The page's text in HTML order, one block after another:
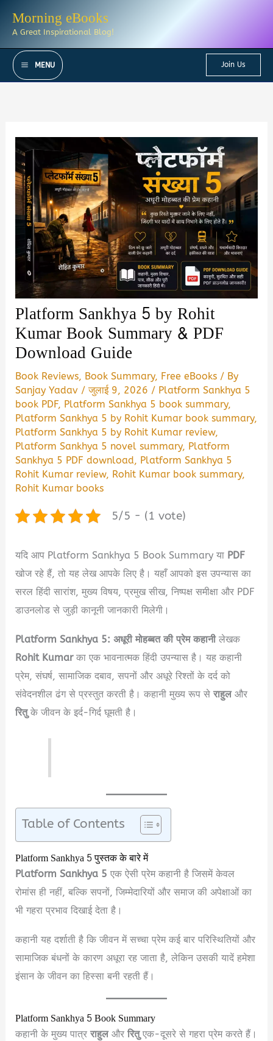
Morning eBooks
A Great Inspirational Blog!
MENU Join Us
Platform Sankhya 5 by Rohit
Kumar Book Summary & PDF
Download Guide
Book Reviews, Book Summary, Free eBooks / By
Sanjay Yadav /जुलाई 9, 2026 / Platform Sankhya 5
book PDF, Platform Sankhya 5 book summary,
Platform Sankhya 5 by Rohit Kumar book summary,
Platform Sankhya 5 by Rohit Kumar review,
Platform Sankhya 5 novel summary, Platform
Sankhya 5 PDF download, Platform Sankhya 5
Rohit Kumar review, Rohit Kumar book summary,
Rohit Kumar books
5/5 - (1 vote)
यदि आप Platform Sankhya 5 Book Summary या PDF
खोज रहे हैं, तो यह लेख आपके लिए है। यहाँ आपको इस उपन्यास का
सरल हिंदी सारांश, मुख्य विषय, प्रमुख सीख, निष्पक्ष समीक्षा और PDF
डाउनलोड से जुड़ी कानूनी जानकारी मिलेगी।
Platform Sankhya 5: अधूरी मोहब्बत की प्रेम कहानीलेखक
Rohit Kumarका एक भावनात्मक हिंदी उपन्यास है। यह कहानी
प्रेम, संघर्ष, सामाजिक दबाव, सपनों और अधूरे रिश्तों के दर्द को
संवेदनशील ढंग से प्रस्तुत करती है। कहानी मुख्य रूप सेराहुलऔर
रितुके जीवन के इर्द-गिर्द घूमती है।
Table of Contents
Platform Sankhya 5 पुस्तक के बारे में
Platform Sankhya 5 एक ऐसी प्रेम कहानी है जिसमें केवल
रोमांस ही नहीं, बल्कि सपनों, जिम्मेदारियों और समाज की अपेक्षाओं का
भी गहरा प्रभाव दिखाई देता है।
कहानी यह दर्शाती है कि जीवन में सच्चा प्रेम कई बार परिस्थितियों और
सामाजिक बंधनों के कारण अधूरा रह जाता है, लेकिन उसकी यादें हमेशा
इंसान के जीवन का हिस्सा बनी रहती हैं।
Platform Sankhya 5 Book Summary
कहानी के मुख्य पात्रराहुलऔररितुएक-दूसरे से गहरा प्रेम करते हैं।